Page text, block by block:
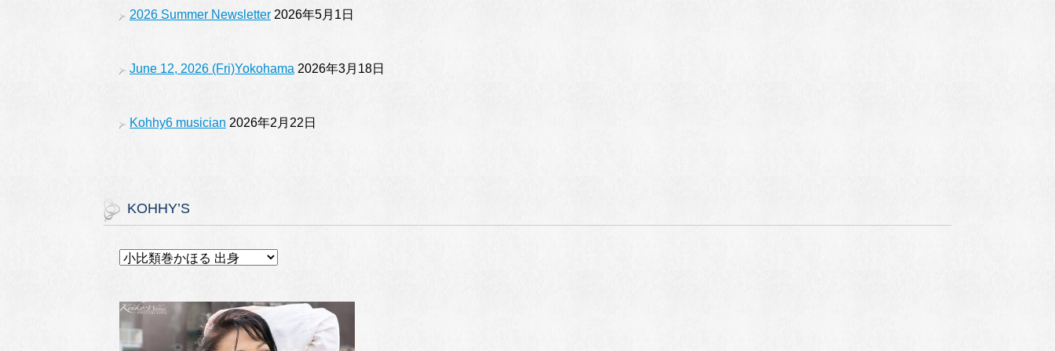
2026 Summer Newsletter 2026年5月1日
June 12, 2026 (Fri)Yokohama 2026年3月18日
Kohhy6 musician 2026年2月22日
KOHHY’S